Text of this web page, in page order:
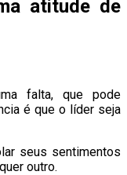
atitude de
falta, que pode
é que o líder seja
seus sentimentos
outro.